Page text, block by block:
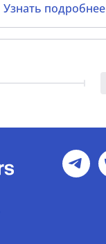
Узнать подробнее